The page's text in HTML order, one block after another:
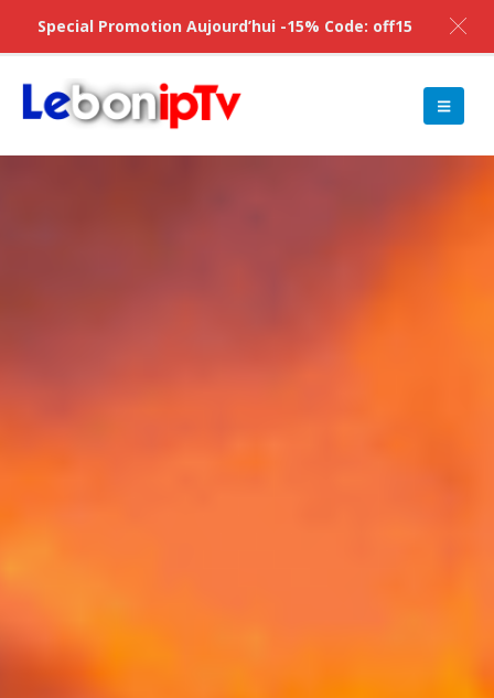
Special Promotion Aujourd’hui -15% Code: off15